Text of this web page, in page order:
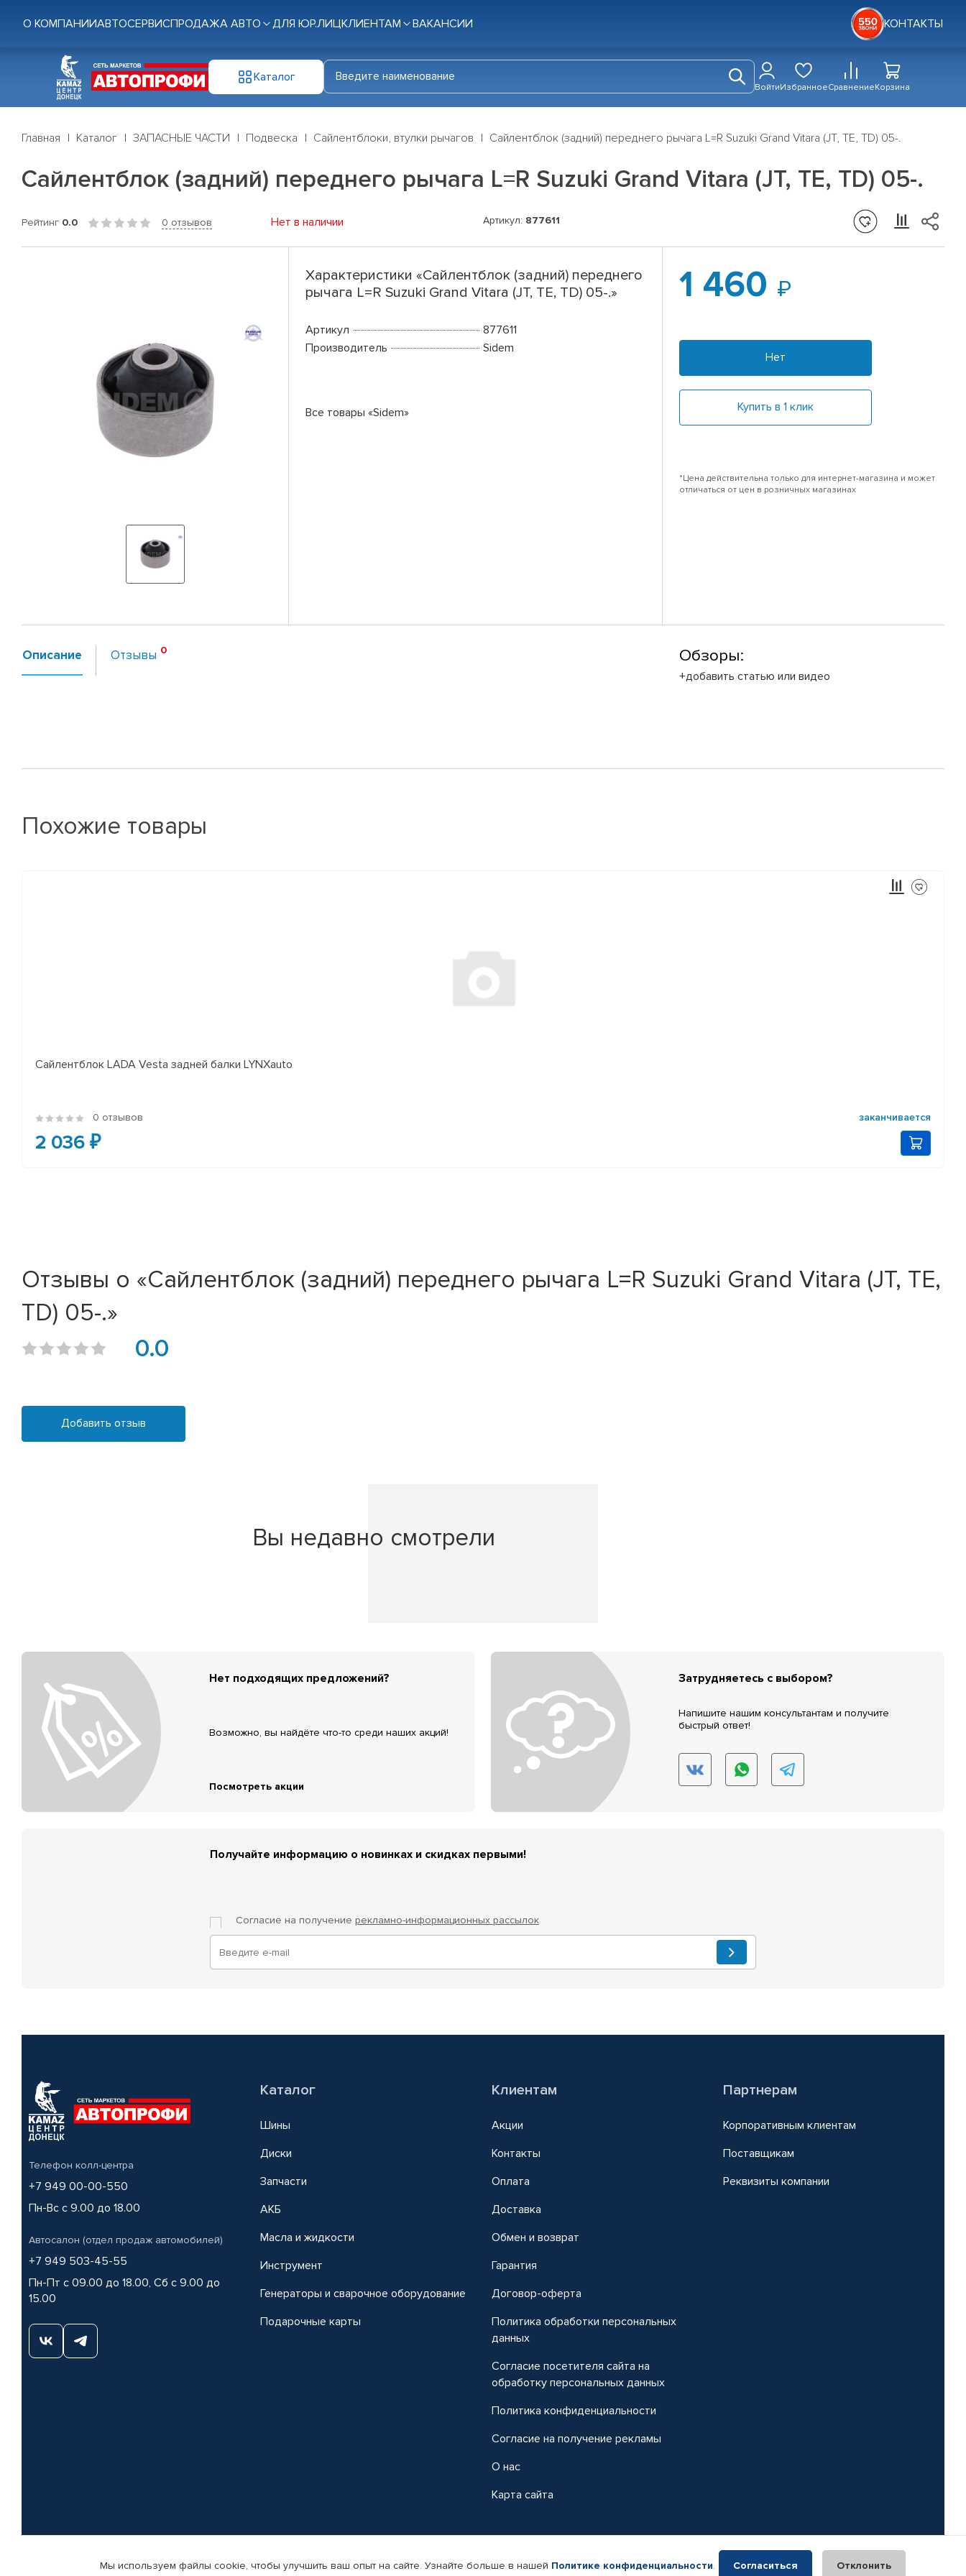
О КОМПАНИИАВТОСЕРВИСПРОДАЖА АВТО ДЛЯ ЮР.ЛИЦКЛИЕНТАМ ВАКАНСИИ КОНТАКТЫ
Каталог
ВойтиИзбранноеСравнениеКорзина
Главная Каталог ЗАПАСНЫЕ ЧАСТИ Подвеска Сайлентблоки, втулки рычагов Сайлентблок (задний) переднего рычага L=R Suzuki Grand Vitara (JT, TE, TD) 05-.
Сайлентблок (задний) переднего рычага L=R Suzuki Grand Vitara (JT, TE, TD) 05-.
Рейтинг 0.0 0 отзывов Нет в наличии Артикул: 877611
Характеристики «Сайлентблок (задний) переднего
рычага L=R Suzuki Grand Vitara (JT, TE, TD) 05-.»
Артикул
877611
Производитель
Sidem
Все товары «Sidem»
1 460
Нет
Купить в 1 клик
*Цена действительна только для интернет-магазина и может
отличаться от цен в розничных магазинах
Описание Отзывы Обзоры:
+добавить статью или видео
Похожие товары
Сайлентблок LADA Vesta задней балки LYNXauto
0 отзывов заканчивается
2 036 ₽
Отзывы о «Сайлентблок (задний) переднего рычага L=R Suzuki Grand Vitara (JT, TE,
TD) 05-.»
0.0
Добавить отзыв
Вы недавно смотрели
Нет подходящих предложений?
Возможно, вы найдёте что-то среди наших акций!
Посмотреть акции
Затрудняетесь с выбором?
Напишите нашим консультантам и получите
быстрый ответ!
Получайте информацию о новинках и скидках первыми!
Согласие на получение рекламно-информационных рассылок
Телефон колл-центра
+7 949 00-00-550
Пн-Вс с 9.00 до 18.00
Автосалон (отдел продаж автомобилей)
+7 949 503-45-55
Пн-Пт с 09.00 до 18.00, Сб с 9.00 до
15.00
Каталог
Шины
Диски
Запчасти
АКБ
Масла и жидкости
Инструмент
Генераторы и сварочное оборудование
Подарочные карты
Клиентам
Акции
Контакты
Оплата
Доставка
Обмен и возврат
Гарантия
Договор-оферта
Политика обработки персональных
данных
Согласие посетителя сайта на
обработку персональных данных
Политика конфиденциальности
Согласие на получение рекламы
О нас
Карта сайта
Партнерам
Корпоративным клиентам
Поставщикам
Реквизиты компании
© КАМАЗ ЦЕНТР ДОНЕЦК, 2015-2026. Все права защищены. Интернет-магазин автомобильных товаров Автопрофи.
Мы используем файлы cookie, чтобы улучшить ваш опыт на сайте. Узнайте больше в нашей Политике конфиденциальности. Согласиться Отклонить